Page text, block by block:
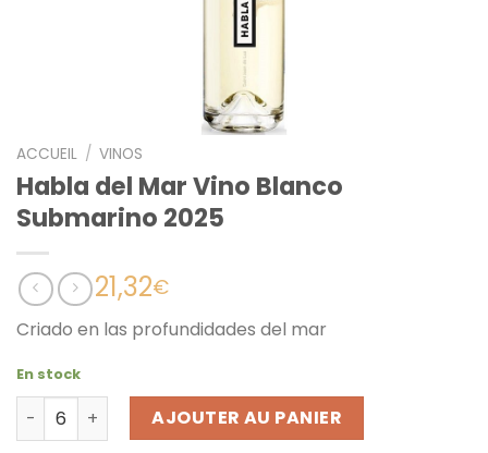
ACCUEIL / VINOS
Habla del Mar Vino Blanco
Submarino 2025
21,32€
Criado en las profundidades del mar
En stock
quantité de Habla del Mar Vino Blanco Submarino 2025
AJOUTER AU PANIER